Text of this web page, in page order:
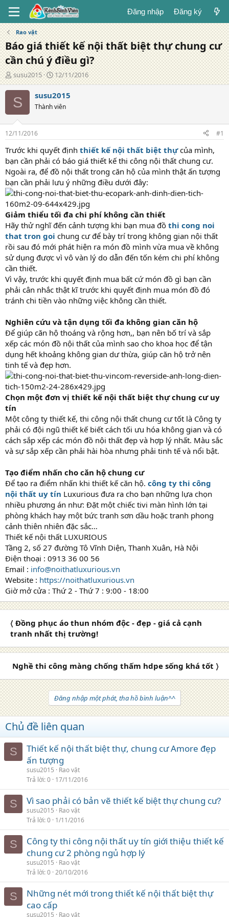
Đăng nhập Đăng ký
Rao vặt
Báo giá thiết kế nội thất biệt thự chung cư
cần chú ý điều gì?
T
á
c
g
ả
susu2015
N
g
à
đ
g
12/11/2016
S susu2015
Thành viên
12/11/2016 #1
Trước khi quyết định thiết kế nội thất biệt thựcủa mình,
bạn cần phải có báo giá thiết kế thi công nội thất chung cư.
Ngoài ra, để đồ nội thất trong căn hộ của mình thật ấn tượng
bạn cần phải lưu ý những điều dưới đây:
Giảm thiểu tối đa chi phí không cần thiết
Hãy thử nghĩ đến cảnh tượng khi bạn mua đồ thi cong noi
that tron goi chung cư để bày trí trong không gian nội thất
rồi sau đó mới phát hiện ra món đồ mình vừa mua về không
sử dụng được vì vô vàn lý do dẫn đến tốn kém chi phí không
cần thiết.
Vì vậy, trước khi quyết định mua bất cứ món đồ gì bạn cần
phải cân nhắc thật kĩ trước khi quyết định mua món đồ đó
tránh chi tiền vào những việc không cần thiết.
Nghiên cứu và tận dụng tối đa không gian căn hộ
Để giúp căn hộ thoáng và rộng hơn,, bạn nên bố trí và sắp
xếp các món đồ nội thất của mình sao cho khoa học để tận
dụng hết khoảng không gian dư thừa, giúp căn hộ trở nên
tinh tế và đẹp hơn.
Chọn một đơn vị thiết kế nội thất biệt thự chung cư uy
tín
Một công ty thiết kế, thi công nội thất chung cư tốt là Công ty
phải có đội ngũ thiết kế biết cách tối ưu hóa không gian và có
cách sắp xếp các món đồ nội thất đẹp và hợp lý nhất. Màu sắc
và sự sắp xếp cần phải hài hòa nhưng phải tinh tế và nổi bật.
Tạo điểm nhấn cho căn hộ chung cư
Để tạo ra điểm nhấn khi thiết kế căn hộ. công ty thi công
nội thất uy tín Luxurious đưa ra cho bạn những lựa chọn
nhiều phương án như: Đặt một chiếc tivi màn hình lớn tại
phòng khách hay một bức tranh sơn dầu hoặc tranh phong
cảnh thiên nhiên đặc sắc…
Thiết kế nội thất LUXURIOUS
Tầng 2, số 27 đường Tô Vĩnh Diện, Thanh Xuân, Hà Nội
Điện thoại : 0913 36 00 56
Email : info@noithatluxurious.vn
Website : https://noithatluxurious.vn
Giờ mở cửa : Thứ 2 - Thứ 7 : 9:00 - 18:00
〈 Đồng phục áo thun nhóm độc - đẹp - giá cả cạnh
tranh nhất thị trường!
Nghề thi công màng chống thấm hdpe sống khá tốt 〉
Đăng nhập một phát, tha hồ bình luận^^
Chủ đề liên quan
S
Thiết kế nội thất biệt thự, chung cư Amore đẹp
ấn tượng
susu2015
Rao vặt
Trả lời 0 17/11/2016
S Vì sao phải có bản vẽ thiết kế biệt thự chung cư?
susu2015
Rao vặt
Trả lời 0 1/11/2016
S
Công ty thi công nội thất uy tín giới thiệu thiết kế
chung cư 2 phòng ngủ hợp lý
susu2015
Rao vặt
Trả lời 0 20/10/2016
S
Những nét mới trong thiết kế nội thất biệt thự
cao cấp
susu2015 Rao vặt